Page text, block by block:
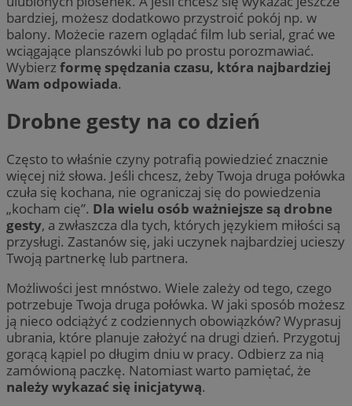
bardziej, możesz dodatkowo przystroić pokój np. w
balony. Możecie razem oglądać film lub serial, grać we
wciągające planszówki lub po prostu porozmawiać.
Wybierzformę spędzania czasu, która najbardziej
Wam odpowiada.
Drobne gesty na co dzień
Często to właśnie czyny potrafią powiedzieć znacznie
więcej niż słowa. Jeśli chcesz, żeby Twoja druga połówka
czuła się kochana, nie ograniczaj się do powiedzenia
„kocham cię”. Dla wielu osób ważniejsze są drobne
gesty, a zwłaszcza dla tych, których językiem miłości są
przysługi. Zastanów się, jaki uczynek najbardziej ucieszy
Twoją partnerkę lub partnera.
Możliwości jest mnóstwo. Wiele zależy od tego, czego
potrzebuje Twoja druga połówka. W jaki sposób możesz
ją nieco odciążyć z codziennych obowiązków? Wyprasuj
ubrania, które planuje założyć na drugi dzień. Przygotuj
gorącą kąpiel po długim dniu w pracy. Odbierz za nią
zamówioną paczkę. Natomiast warto pamiętać, że
należy wykazać się inicjatywą.